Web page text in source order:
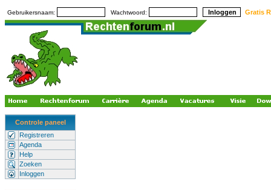
Gebruikersnaam: Wachtwoord: Gratis
Controle paneel
Registreren
Agenda
Help
Zoeken
Inloggen